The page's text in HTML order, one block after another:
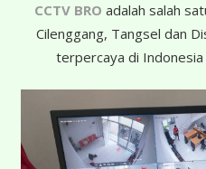
CCTV BRO adalah salah
Cilenggang, Tangsel dan
terpercaya di